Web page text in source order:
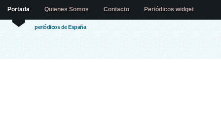
periódicos de España
Portada Quienes Somos Contacto Periódicos widget